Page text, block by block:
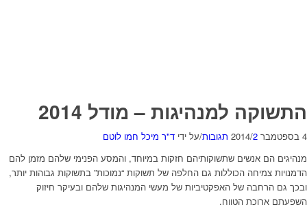
התשוקה למנהיגות – מודל 2014
4 בספטמבר 2014 /2 תגובות /על ידי ד"ר מיכל חמו לוטם
מנהיגים הם אנשים שתשוקותיהם חזקות במיוחד, והמסע הפנימי שלהם מזמן להם
הדמנויות צמיחה הכוללות גם החלפה של תשוקות “נמוכות” בתשוקות גבוהות יותר,
ובכך גם הרחבה של האפקטיביות של מעשי המנהיגות שלהם ובעיקר חיזוק
השפעתם ארוכת הטווח.